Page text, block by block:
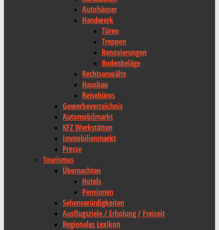
Autohäuser
Handwerk
Türen
Treppen
Renovierungen
Bodenbeläge
Rechtsanwälte
Hausbau
Reisebüros
Gewerbeverzeichnis
Automobilmarkt
KFZ Werkstätten
Immobilienmarkt
Presse
Tourismus
Übernachten
Hotels
Pensionen
Sehenswürdigkeiten
Ausflugsziele / Erholung / Freizeit
Regionales Lexikon